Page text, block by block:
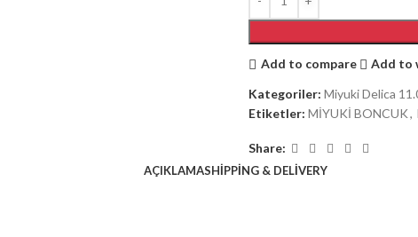
Add to compare
Add to
Kategoriler: Miyuki Delica
Etiketler: MİYUKİ BONCUK,
Share:
AÇIKLAMASHIPPING & DELIVERY